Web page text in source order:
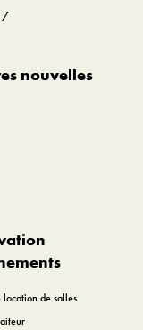
nouvelles
location de salles